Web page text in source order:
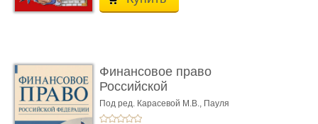
Финансовое право
Российской
Федерации. 5-е изд�
...
Под ред. Карасевой М.В., Пауля
А.Г., Красюкова А.В.